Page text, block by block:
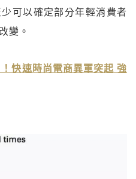
可以確定部分年輕消費者
變。
快速時尚電商異軍突起 強